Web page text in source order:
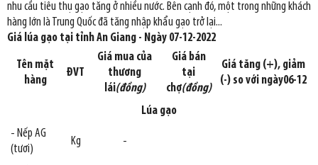
nhu cầu tiêu thụ gạo tăng ở nhiều nước. Bên cạnh đó, một trong những khách
hàng lớn là Trung Quốc đã tăng nhập khẩu gạo trở lại...
Giá lúa gạo tại tỉnh An Giang - Ngày 07-12-2022
Tên mặt
hàng
ĐVT
Giá mua của
thương
lái(đồng)
Giá bán
tại
chợ(đồng)
Giá tăng (+), giảm
(-) so với ngày06-12
Lúa gạo
- Nếp AG
(tươi)
Kg -